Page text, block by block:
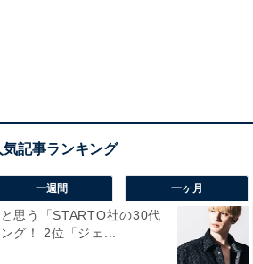
な部門でトレンドを席巻している
プ、「M!LK」でした。
一週間 一ヶ月
思う「STARTO社の30代
グ！ 2位「ジェ...